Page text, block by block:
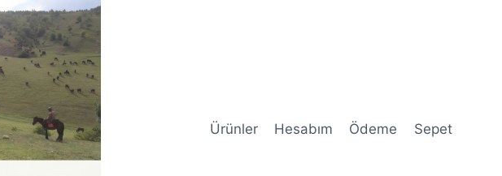
Ürünler Hesabım Ödeme Sepet